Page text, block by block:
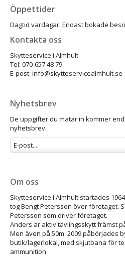
Öppettider
Dagtid vardagar. Endast bokade
Kontakta oss
Skytteservice i Älmhult
Tel: 070-657 48 79
E-post: info@skytteservicealmhult.se
Nyhetsbrev
De uppgifter du matar in kommer
nyhetsbrev.
Om oss
Skytteservice i Älmhult startades
tog Bengt Petersson över företaget.
Petersson som driver företaget.
Anders är aktiv tävlingsskytt främst
Men även på 50m. 2009 påbörjades
butik/lagerlokal, med skjutbana för
ammunition.